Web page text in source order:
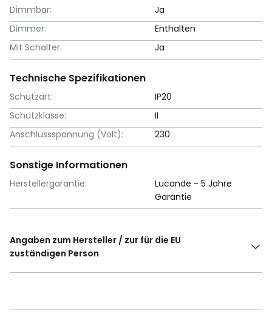
Dimmbar:
Ja
Dimmer:
Enthalten
Mit Schalter:
Ja
Technische Spezifikationen
Schutzart:
IP20
Schutzklasse:
II
Anschlussspannung (Volt):
230
Sonstige Informationen
Herstellergarantie:
Lucande - 5 Jahre
Garantie
Angaben zum Hersteller / zur für die EU
zuständigen Person